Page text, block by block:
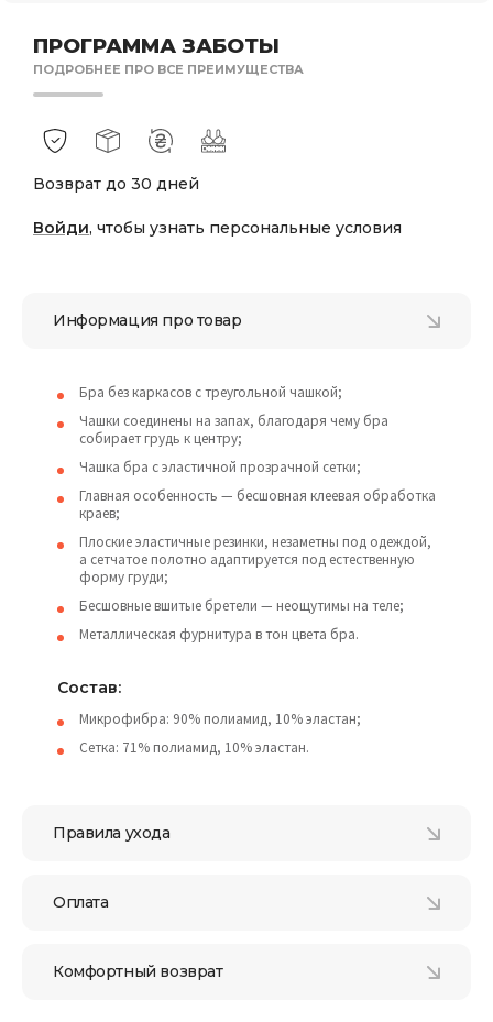
ПРОГРАММА ЗАБОТЫ
ПОДРОБНЕЕ ПРО ВСЕ ПРЕИМУЩЕСТВА
Возврат до 30 дней
Войди, чтобы узнать персональные условия
Информация про товар
Бра без каркасов с треугольной чашкой;
Чашки соединены на запах, благодаря чему бра
собирает грудь к центру;
Чашка бра с эластичной прозрачной сетки;
Главная особенность — бесшовная клеевая обработка
краев;
Плоские эластичные резинки, незаметны под одеждой,
а сетчатое полотно адаптируется под естественную
форму груди;
Бесшовные вшитые бретели — неощутимы на теле;
Металлическая фурнитура в тон цвета бра.
Состав:
Микрофибра: 90% полиамид, 10% эластан;
Сетка: 71% полиамид, 10% эластан.
Правила ухода
Оплата
Комфортный возврат